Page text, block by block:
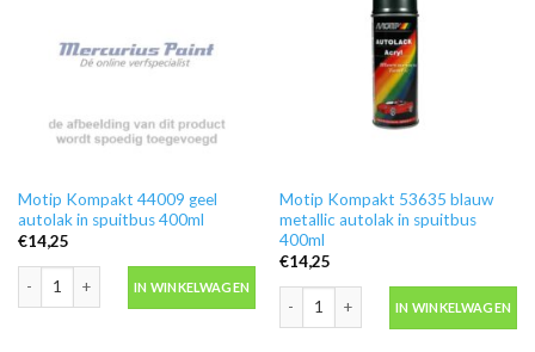
Motip Kompakt 44009 geel
autolak in spuitbus 400ml
€14,25
Motip Kompakt 44009 geel autolak in spuitbus 400ml aantal
IN WINKELWAGEN
Motip Kompakt 53635 blauw
metallic autolak in spuitbus
400ml
€14,25
Motip Kompakt 53635 blauw
IN WINKELWAGEN